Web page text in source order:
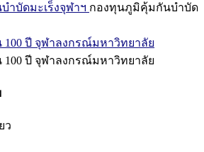
บัดมะเร็งจุฬาฯ กองทุนภูมิคุ้มกันบำบัด
100 ปี จุฬาลงกรณ์มหาวิทยาลัย
100 ปี จุฬาลงกรณ์มหาวิทยาลัย
ว